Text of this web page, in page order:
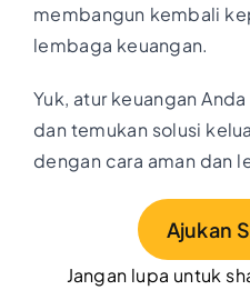
membangun kembali
lembaga keuangan.
Yuk, atur keuangan
dan temukan solusi
dengan cara aman dan
Ajukan
Jangan lupa untuk